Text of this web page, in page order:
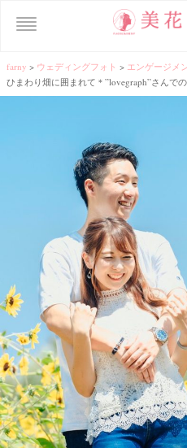
farny > ウェディングフォト > エンゲージメ
ひまわり畑に囲まれて＊”lovegraph”さんで